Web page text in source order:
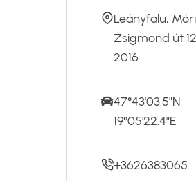
Leányfalu,
Zsigmond út
2016
47°43'03.5"N
19°05'22.4"E
+3626383065